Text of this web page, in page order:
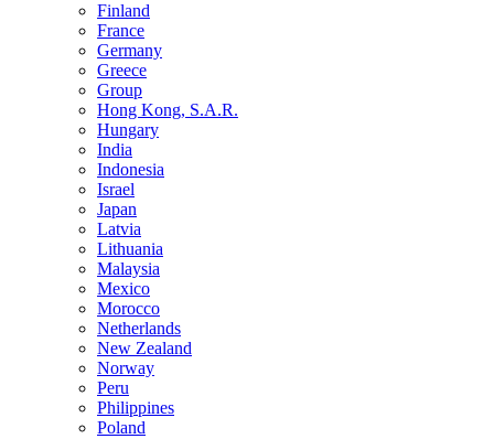
Finland
France
Germany
Greece
Group
Hong Kong, S.A.R.
Hungary
India
Indonesia
Israel
Japan
Latvia
Lithuania
Malaysia
Mexico
Morocco
Netherlands
New Zealand
Norway
Peru
Philippines
Poland